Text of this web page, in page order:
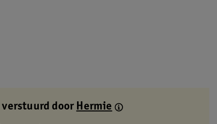
verstuurd door Hermie